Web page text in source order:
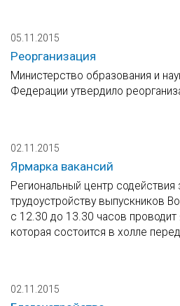
05.11.2015
Реорганизация
Министерство образования и
Федерации утвердило
02.11.2015
Ярмарка вакансий
Региональный центр содействия
трудоустройству выпускников
с 12.30 до 13.30 часов проводит
которая состоится в холле
02.11.2015